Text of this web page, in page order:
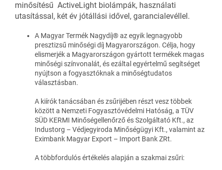
minősítésű ActiveLight biolámpák, használati
utasítással, két év jótállási idővel, garancialevéllel.
A Magyar Termék Nagydíj® az egyik legnagyobb
presztizsű minőségi díj Magyarországon. Célja, hogy
elismerjék a Magyarországon gyártott termékek magas
minőségi színvonalát, és ezáltal egyértelmű segítséget
nyújtson a fogyasztóknak a minőségtudatos
választásban.
A kiírók tanácsában és zsűrijében részt vesz többek
között a Nemzeti Fogyasztóvédelmi Hatóság, a TÜV
SÜD KERMI Minőségellenőrző és Szolgáltató Kft., az
Industorg – Védjegyiroda Minőségügyi Kft., valamint az
Eximbank Magyar Export – Import Bank ZRt.
A többfordulós értékelés alapján a szakmai zsűri: